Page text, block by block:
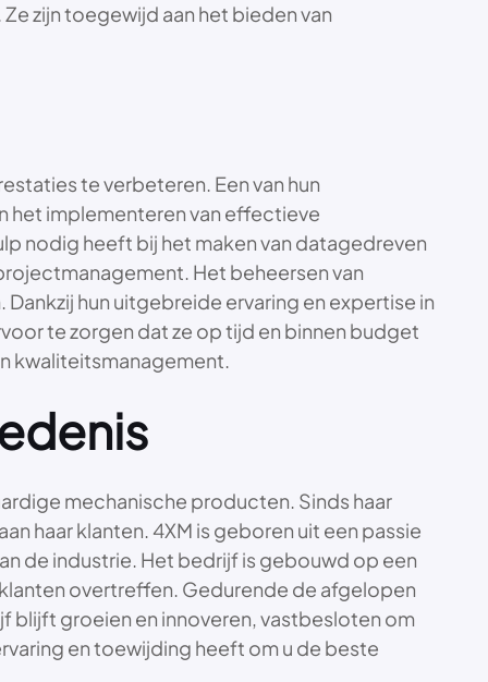
zijn toegewijd aan het bieden van
te verbeteren. Een van hun
het implementeren van effectieve
nodig heeft bij het maken van datagedreven
Het beheersen van
hun uitgebreide ervaring en expertise in
te zorgen dat ze op tijd en binnen budget
kwaliteitsmanagement.
mechanische producten. Sinds haar
haar klanten. 4XM is geboren uit een passie
de industrie. Het bedrijf is gebouwd op een
overtreffen. Gedurende de afgelopen
blijft groeien en innoveren, vastbesloten om
en toewijding heeft om u de beste